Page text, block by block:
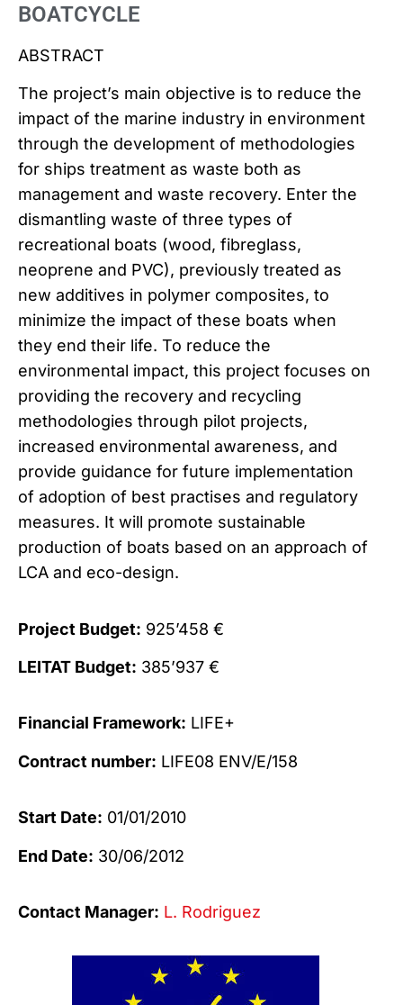
BOATCYCLE
ABSTRACT
The project’s main objective is to reduce the
impact of the marine industry in environment
through the development of methodologies
for ships treatment as waste both as
management and waste recovery. Enter the
dismantling waste of three types of
recreational boats (wood, fibreglass,
neoprene and PVC), previously treated as
new additives in polymer composites, to
minimize the impact of these boats when
they end their life. To reduce the
environmental impact, this project focuses on
providing the recovery and recycling
methodologies through pilot projects,
increased environmental awareness, and
provide guidance for future implementation
of adoption of best practises and regulatory
measures. It will promote sustainable
production of boats based on an approach of
LCA and eco-design.
Project Budget: 925’458 €
LEITAT Budget: 385’937 €
Financial Framework: LIFE+
Contract number: LIFE08 ENV/E/158
Start Date: 01/01/2010
End Date: 30/06/2012
Contact Manager: L. Rodriguez